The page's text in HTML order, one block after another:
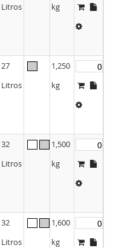
Litros
kg
27
Litros
1,250
kg
32
Litros
1,500
kg
32
Litros
1,600
kg